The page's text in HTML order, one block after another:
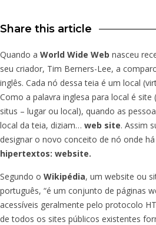
Share this article
Quando a World Wide Web nasceu
seu criador, Tim Berners-Lee, a
inglês. Cada nó dessa teia é um local
Como a palavra inglesa para local é
situs – lugar ou local), quando as
local da teia, diziam… web site. Assim
designar o novo conceito de nó onde
hipertextos: website.
Segundo o Wikipédia, um website ou
português, “é um conjunto de páginas
acessíveis geralmente pelo protocolo
de todos os sites públicos existentes